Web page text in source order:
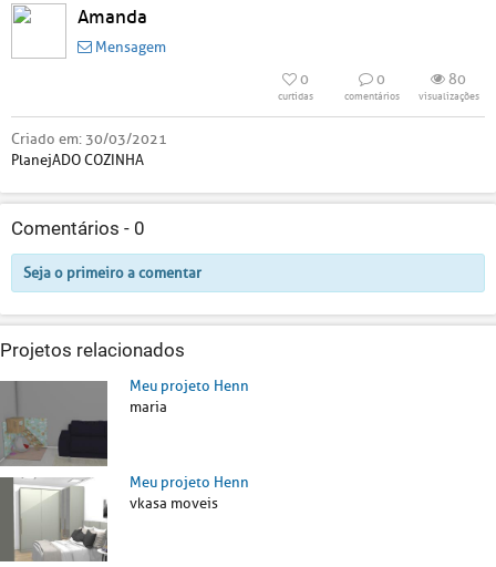
Amanda
Mensagem
0
curtidas
0
comentários
80
visualizações
Criado em: 30/03/2021
PlanejADO COZINHA
Comentários - 0
Seja o primeiro a comentar
Projetos relacionados
Meu projeto Henn
maria
Meu projeto Henn
vkasa moveis